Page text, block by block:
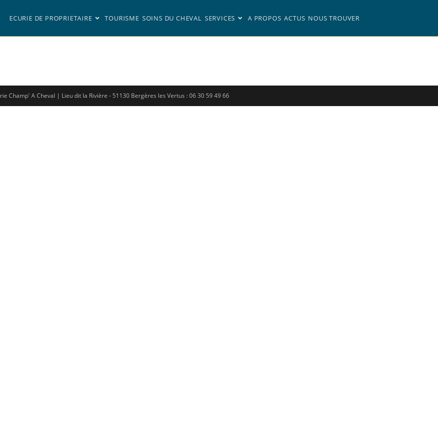
ECURIE DE PROPRIETAIRE TOURISME SOINS DU CHEVAL SERVICES A PROPOS ACTUS NOUS TROUVER
Champ' A Cheval | Lieu dit la Rivière - 51130 Bergères les Vertus : 06 30 59 49 66